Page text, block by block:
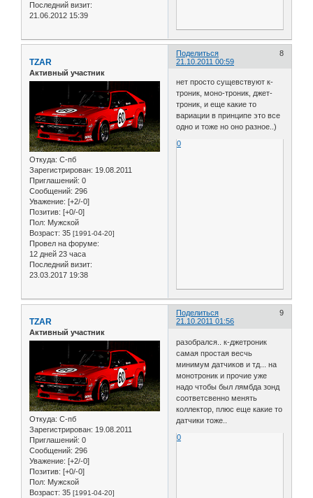
Последний визит:
21.06.2012 15:39
Поделиться
8
21.10.2011 00:59
TZAR
Активный участник
Откуда: С-пб
Зарегистрирован: 19.08.2011
Приглашений: 0
Сообщений: 296
Уважение: [+2/-0]
Позитив: [+0/-0]
Пол: Мужской
Возраст: 35 [1991-04-20]
Провел на форуме:
12 дней 23 часа
Последний визит:
23.03.2017 19:38
нет просто сущевствуют к-
троник, моно-троник, джет-
троник, и еще какие то
вариации в принципе это все
одно и тоже но оно разное..)
0
Поделиться
9
21.10.2011 01:56
TZAR
Активный участник
Откуда: С-пб
Зарегистрирован: 19.08.2011
Приглашений: 0
Сообщений: 296
Уважение: [+2/-0]
Позитив: [+0/-0]
Пол: Мужской
Возраст: 35 [1991-04-20]
разобрался.. к-джетроник
самая простая весчь
минимум датчиков и тд... на
монотроник и прочие уже
надо чтобы был лямбда зонд
соответсвенно менять
коллектор, плюс еще какие то
датчики тоже..
0